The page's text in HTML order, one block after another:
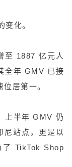
化。
至 1887 亿元人
全年 GMV 已接
居第一。
上半年 GMV 仍
尼站点，更是以
TikTok Shop